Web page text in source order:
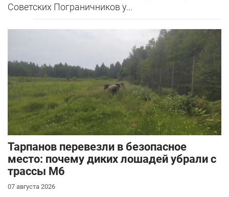
Советских Пограничников у...
Тарпанов перевезли в безопасное
место: почему диких лошадей убрали с
трассы М6
07 августа 2026